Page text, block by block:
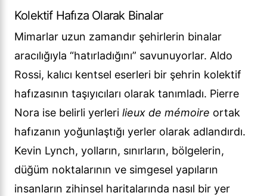
Kolektif Hafıza Olarak Binalar
Mimarlar uzun zamandır şehirlerin binalar
aracılığıyla “hatırladığını” savunuyorlar. Aldo
Rossi, kalıcı kentsel eserleri bir şehrin kolektif
hafızasının taşıyıcıları olarak tanımladı. Pierre
Nora ise belirli yerleri lieux de mémoire ortak
hafızanın yoğunlaştığı yerler olarak adlandırdı.
Kevin Lynch, yolların, sınırların, bölgelerin,
düğüm noktalarının ve simgesel yapıların
insanların zihinsel haritalarında nasıl bir yer